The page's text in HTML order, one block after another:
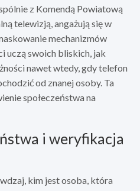
z Komendą Powiatową
telewizją, angażują się w
mechanizmów
uczą swoich bliskich, jak
nawet wtedy, gdy telefon
od znanej osoby. Ta
społeczeństwa na
i weryfikacja
kim jest osoba, która